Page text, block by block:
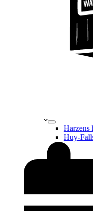
Harzens
Huy-